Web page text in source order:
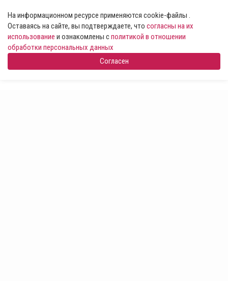
На информационном ресурсе применяются cookie-файлы .
Оставаясь на сайте, вы подтверждаете, что согласны на их
использование и ознакомлены сполитикой в отношении
обработки персональных данных
Согласен